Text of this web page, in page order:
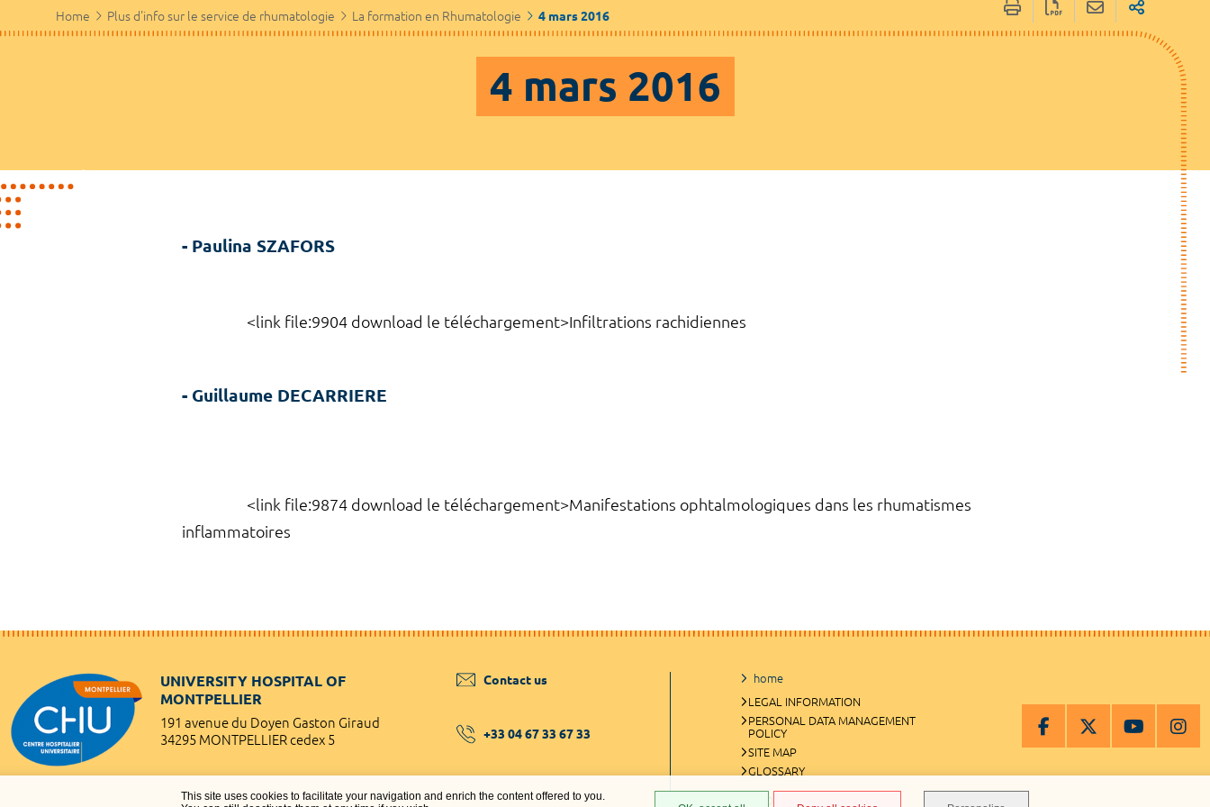
This site uses cookies to facilitate your navigation and enrich the content offered to you.
Home Plus d'info sur le service de rhumatologie La formation en Rhumatologie 4 mars 2016
4 mars 2016
- Paulina SZAFORS
<link file:9904 download le téléchargement>Infiltrations rachidiennes
- Guillaume DECARRIERE
<link file:9874 download le téléchargement>Manifestations ophtalmologiques dans les rhumatismes
inflammatoires
UNIVERSITY HOSPITAL OF
MONTPELLIER
191 avenue du Doyen Gaston Giraud
34295 MONTPELLIER cedex 5
Contact us
+33 04 67 33 67 33
home
LEGAL INFORMATION
PERSONAL DATA MANAGEMENT
POLICY
SITE MAP
GLOSSARY
COOKIES MANAGEMENT